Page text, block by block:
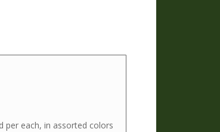
per each, in assorted colors